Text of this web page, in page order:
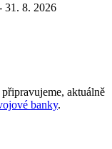
31. 8. 2026
aktuálně
banky.